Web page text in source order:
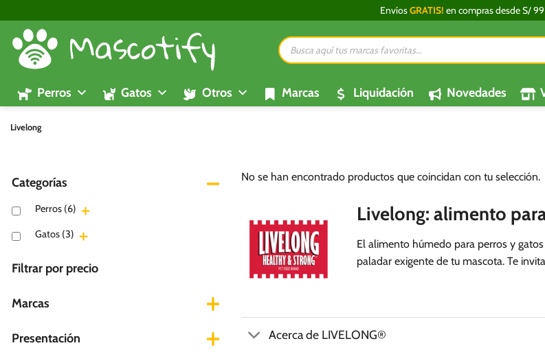
al
contenido
EnvíosGRATIS! en compras desde S/ 99
Búsqueda
de
productos
Perros Gatos Otros Marcas Liquidación Novedades
Livelong
Categorías
Perros (6)
Gatos (3)
Filtrar por precio
Marcas
Presentación
No se han encontrado productos que coincidan con tu selección.
Livelong: alimento
El alimento húmedo para perros y
paladar exigente de tu mascota. Te
Acerca de LIVELONG®